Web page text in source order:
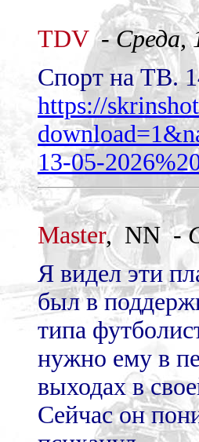
TDV-Среда,
Спорт на ТВ.
https://
13-05-
Master, NN -
Я видел эти
был в
типа
нужно ему в
выходах в
Сейчас он